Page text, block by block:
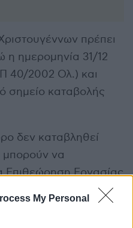
My Personal
πρέπει
η ημερομηνία 31/12
40/2002 Ολ.) και
σημείο καταβολής
δεν καταβληθεί
μπορούν να
Επιθεώρηση Εργασίας